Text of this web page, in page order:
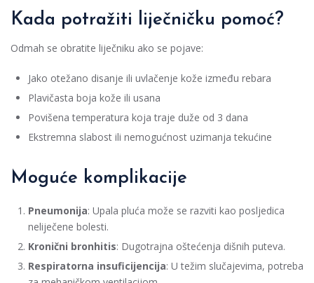
Kada potražiti liječničku pomoć?
Odmah se obratite liječniku ako se pojave:
Jako otežano disanje ili uvlačenje kože između rebara
Plavičasta boja kože ili usana
Povišena temperatura koja traje duže od 3 dana
Ekstremna slabost ili nemogućnost uzimanja tekućine
Moguće komplikacije
Pneumonija: Upala pluća može se razviti kao posljedica
neliječene bolesti.
Kronični bronhitis: Dugotrajna oštećenja dišnih puteva.
Respiratorna insuficijencija: U težim slučajevima, potreba